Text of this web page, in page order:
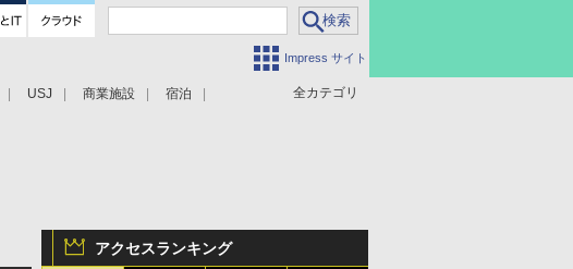
Impress サイト
全カテゴリ
USJ 商業施設 宿泊
アクセスランキング